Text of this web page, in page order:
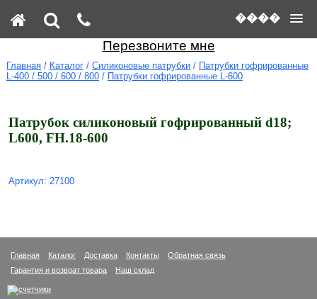
����
Перезвоните мне
Главная/ Каталог/ Силиконовые патрубки/ Патрубки гофрированные
L-400 / 500 / 600 / 800/ Патрубки гофрированные L-600
Патрубок силиконовый гофрированный d18;
L600, FH.18-600
Артикул: 27100
Главная Каталог Доставка Контакты
Обратная связь
Гарантия и возврат товара
Наш склад